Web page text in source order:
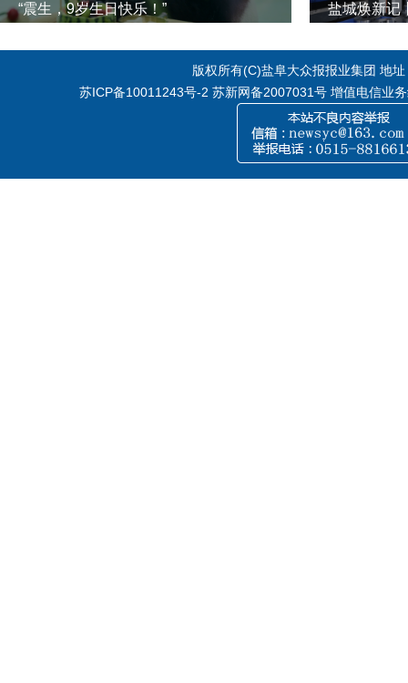
“震生，9岁生日快乐！”
版权所有(C)盐阜大众报报业集团 地
苏ICP备10011243号-2 苏新网备2007031号 增值电信业